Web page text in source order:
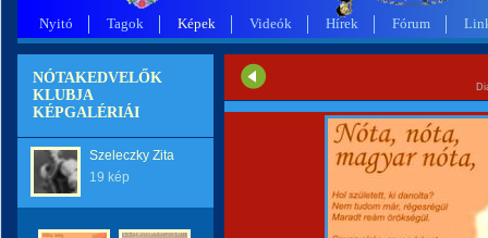
Nyitó Tagok Képek Videók Hírek Fórum
NÓTAKEDVELŐK
KLUBJA
KÉPGALÉRIÁI
Szeleczky Zita
19 kép